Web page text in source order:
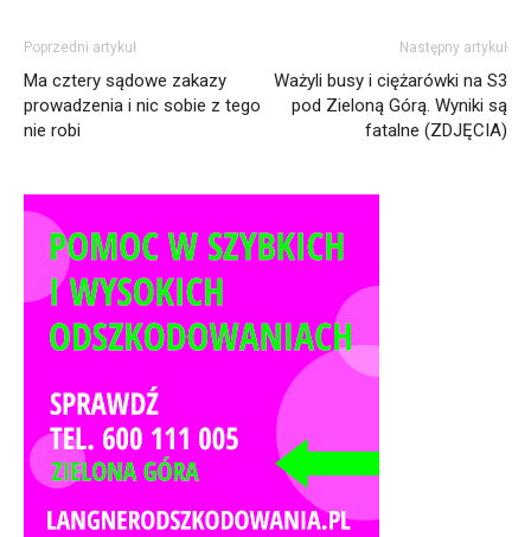
Poprzedni artykuł
Ma cztery sądowe zakazy
prowadzenia i nic sobie z tego
nie robi
Następny artykuł
Ważyli busy i ciężarówki na S3
pod Zieloną Górą. Wyniki są
fatalne (ZDJĘCIA)